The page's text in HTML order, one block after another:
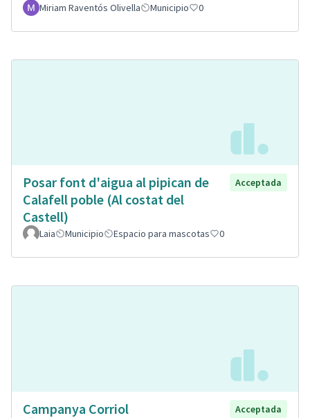
Miriam Raventós Olivella Municipio 0
Posar font d'aigua al pipican de
Calafell poble (Al costat del
Castell)
Acceptada
Laia Municipio Espacio para mascotas 0
Campanya Corriol
Acceptada